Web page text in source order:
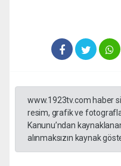
www.1923tv.com haber
resim, grafik ve
Kanunu’ndan
alınmaksızın kaynak